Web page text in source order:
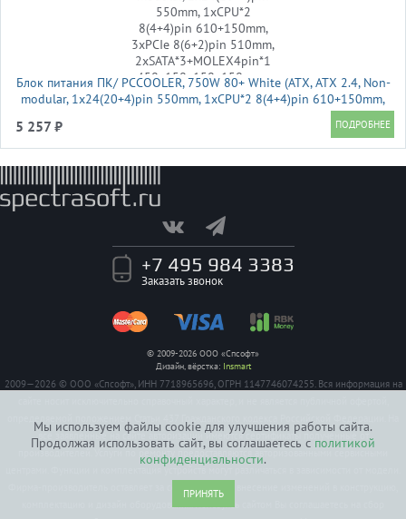
Мы используем файлы cookie для улучшения работы сайта.
Продолжая использовать сайт, вы соглашаетесь с политикой
конфиденциальности.
ПРИНЯТЬ
Блок питания ПК/ PCCOOLER, 750W 80+ White (ATX, ATX 2.4, Non-
modular, 1x24(20+4)pin 550mm, 1xCPU*2 8(4+4)pin 610+150mm,
3xPCIe 8(6+2)pin 510mm, 2xSATA*3+MOLEX4pin*1
5 257 ₽
+7 495 984 3383
Заказать звонок
© 2009-2026 ООО «Спсофт»
Дизайн, вёрстка: Insmart
2009—2026 © ООО «Спсофт», ИНН 7718965696, ОГРН 1147746074255. Вся информация на
определяемой положением Статьи 437 Гражданского кодекса Российской Федерации. На
все заявленные на сайте авторизации имеются сертификаты полученные от
производителей. Услуги по ремонту предоставляются авторизованными сервисными
центрами. Функции и комплектация устройств могут различаться в зависимости от модели.
Фирма-производитель оставляет за собой право на внесение изменений в конструкцию,
комплектацию и дизайн оборудования. Пользуясь сайтом Вы соглашаетесь на сбор